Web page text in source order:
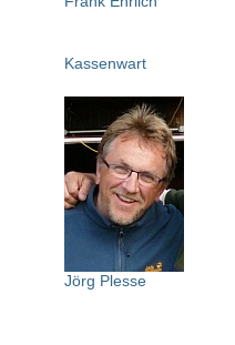
Kassenwart
Jörg Plesse